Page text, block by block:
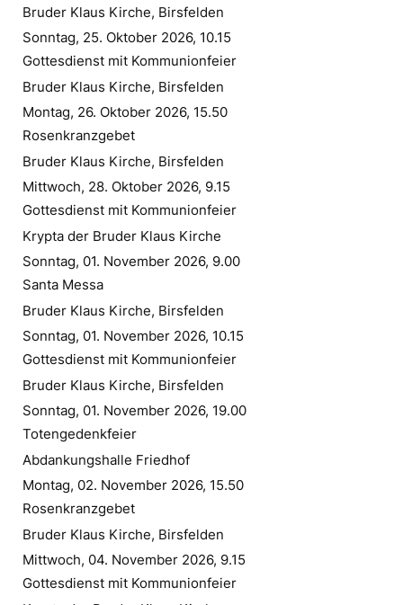
Bruder Klaus Kirche, Birsfelden
Sonntag, 25. Oktober 2026, 10.15
Gottesdienst mit Kommunionfeier
Bruder Klaus Kirche, Birsfelden
Montag, 26. Oktober 2026, 15.50
Rosenkranzgebet
Bruder Klaus Kirche, Birsfelden
Mittwoch, 28. Oktober 2026, 9.15
Gottesdienst mit Kommunionfeier
Krypta der Bruder Klaus Kirche
Sonntag, 01. November 2026, 9.00
Santa Messa
Bruder Klaus Kirche, Birsfelden
Sonntag, 01. November 2026, 10.15
Gottesdienst mit Kommunionfeier
Bruder Klaus Kirche, Birsfelden
Sonntag, 01. November 2026, 19.00
Totengedenkfeier
Abdankungshalle Friedhof
Montag, 02. November 2026, 15.50
Rosenkranzgebet
Bruder Klaus Kirche, Birsfelden
Mittwoch, 04. November 2026, 9.15
Gottesdienst mit Kommunionfeier